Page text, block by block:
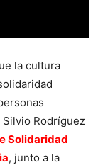
la cultura
Rodríguez
Solidaridad
, junto a la